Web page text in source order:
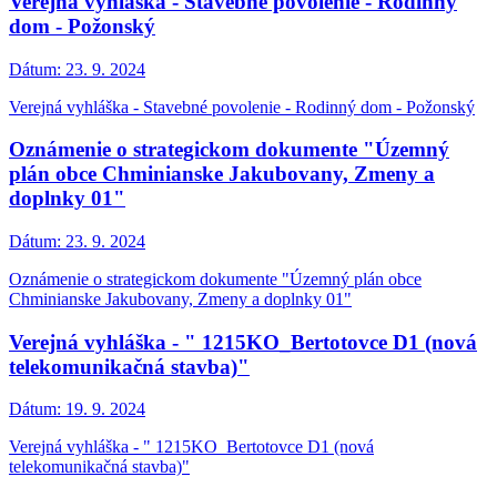
dom - Požonský
Dátum: 23. 9. 2024
Verejná vyhláška - Stavebné povolenie - Rodinný dom - Požonský
Oznámenie o strategickom dokumente "Územný
plán obce Chminianske Jakubovany, Zmeny a
doplnky 01"
Dátum: 23. 9. 2024
Oznámenie o strategickom dokumente "Územný plán obce
Chminianske Jakubovany, Zmeny a doplnky 01"
Verejná vyhláška - " 1215KO_Bertotovce D1 (nová
telekomunikačná stavba)"
Dátum: 19. 9. 2024
Verejná vyhláška - " 1215KO_Bertotovce D1 (nová
telekomunikačná stavba)"